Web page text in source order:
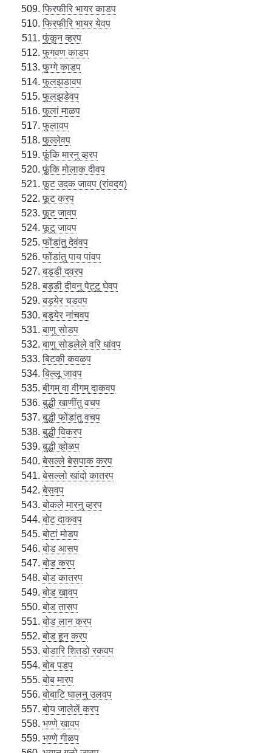
फिरफीरि भायर काडप
फिरफीरि भायर येवप
फुंकून व्हरप
फुगवण काडप
फुग्गे काडप
फुलझडावप
फुलझडेवप
फुलां माळप
फुलावप
फुल्लेवप
फूंकि मारनु व्हरप
फूंकि मोलाक दीवप
फूट उदक जावप (रांवदय)
फूट करप
फूट जावप
फूटु जावप
फोंडांतु देवंवप
फोंडांतु पाय पांवप
बड्डी दवरप
बड्डी दीवनु पेट्टु घेवप
बड्येर चडवप
बड्येर नांचवप
बाणु सोडप
बाणु सोडलेले वरि धांवप
बिटकी कवळप
बिल्लू जावप
बीगम् वा वीगम् दाकवप
बुद्धी खाणींतु वचप
बुद्धी फोंडांतु वचप
बुद्धी विकरप
बुद्धी व्होळप
बेसल्ले बेसपाक करप
बेसल्लो खांदो कातरप
बेसवप
बोकले मारनु व्हरप
बोट दाकवप
बोटां मोडप
बोड आसप
बोड करप
बोड कातरप
बोड खावप
बोड तासप
बोड लान करप
बोड हून करप
बोडारि शितडो रकवप
बोब पडप
बोब मारप
बोबाटि घालनु उलवप
बोय जालेलें करप
भण्णे खावप
भण्णे गीळप